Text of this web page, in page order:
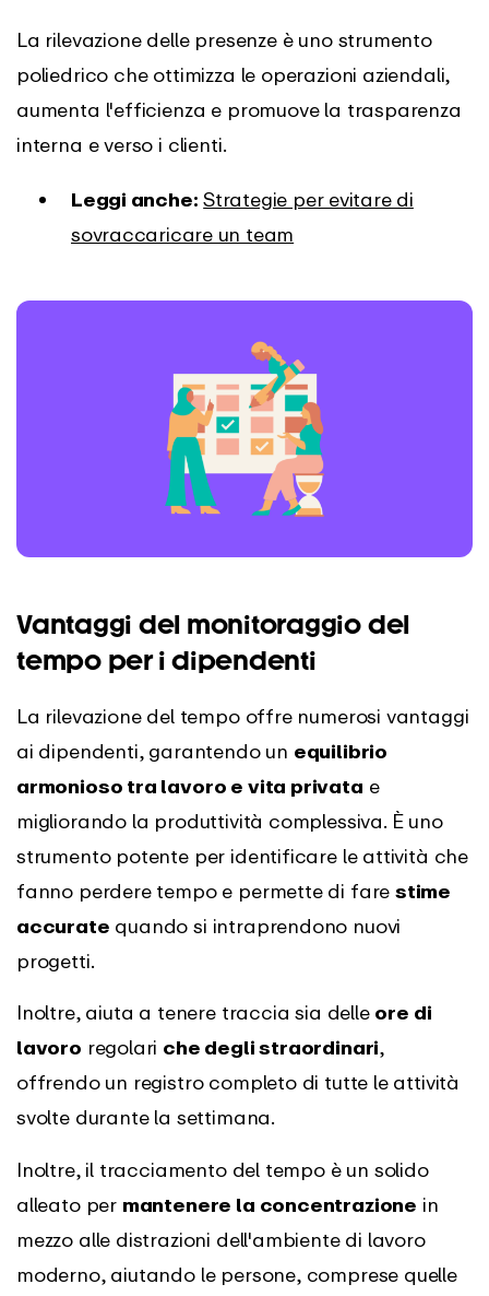
La rilevazione delle presenze è uno strumento
poliedrico che ottimizza le operazioni aziendali,
aumenta l'efficienza e promuove la trasparenza
interna e verso i clienti.
Leggi anche: Strategie per evitare di
sovraccaricare un team
Vantaggi del monitoraggio del
tempo per i dipendenti
La rilevazione del tempo offre numerosi vantaggi
ai dipendenti, garantendo un equilibrio
armonioso tra lavoro e vita privata e
migliorando la produttività complessiva. È uno
strumento potente per identificare le attività che
fanno perdere tempo e permette di fare stime
accurate quando si intraprendono nuovi
progetti.
Inoltre, aiuta a tenere traccia sia delle ore di
lavoro regolari che degli straordinari,
offrendo un registro completo di tutte le attività
svolte durante la settimana.
Inoltre, il tracciamento del tempo è un solido
alleato per mantenere la concentrazione in
mezzo alle distrazioni dell'ambiente di lavoro
moderno, aiutando le persone, comprese quelle